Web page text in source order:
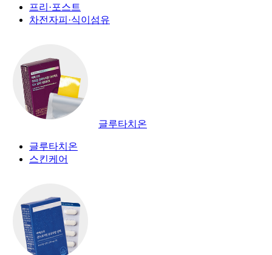
프리·포스트
차전자피·식이섬유
글루타치온
글루타치온
스킨케어